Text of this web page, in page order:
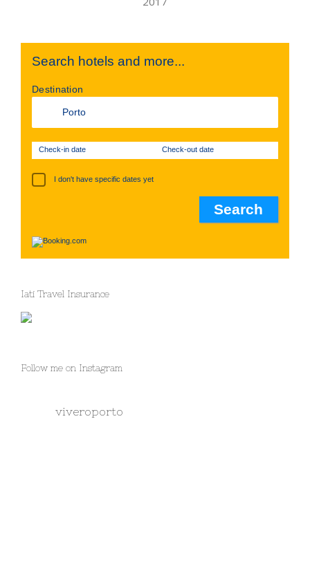
Search hotels and more...
Destination
Check-in date Check-out date
I don't have specific dates yet
Iati Travel Insurance
Follow me on Instagram
viveroporto